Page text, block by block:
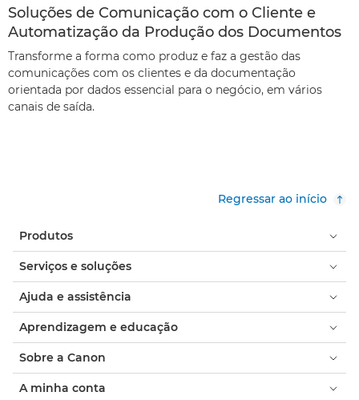
Soluções de Comunicação com o Cliente e
Automatização da Produção dos Documentos
Transforme a forma como produz e faz a gestão das
comunicações com os clientes e da documentação
orientada por dados essencial para o negócio, em vários
canais de saída.
Regressar ao início
Produtos
Serviços e soluções
Ajuda e assistência
Aprendizagem e educação
Sobre a Canon
A minha conta